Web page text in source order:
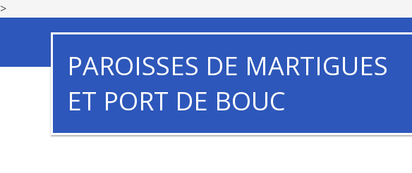
>
PAROISSES DE MARTIGUES
ET PORT DE BOUC